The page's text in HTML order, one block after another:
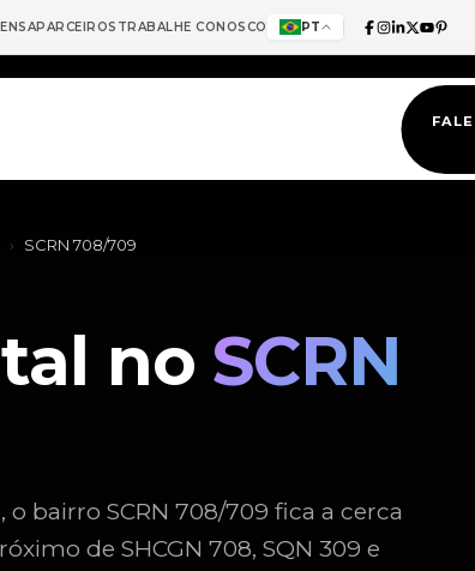
PARCEIROS TRABALHE CONOSCO PT
› SCRN 708/709
no SCRN
bairro SCRN 708/709 fica a cerca
de SHCGN 708, SQN 309 e